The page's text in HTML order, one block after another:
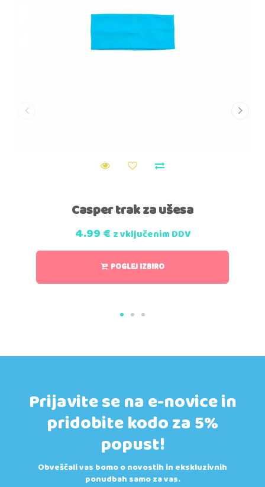
Casper trak za ušesa
4.99€ z vključenim DDV
POGLEJ IZBIRO
Prijavite se na e-novice in
pridobite kodo za 5%
popust!
Obveščali vas bomo o novostih in ekskluzivnih
ponudbah samo za vas.